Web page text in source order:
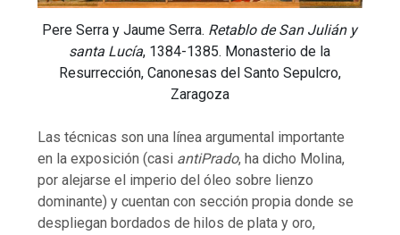
Pere Serra y Jaume Serra. Retablo de San Julián y
santa Lucía, 1384-1385. Monasterio de la
Resurrección, Canonesas del Santo Sepulcro,
Zaragoza
Las técnicas son una línea argumental importante
en la exposición (casi antiPrado, ha dicho Molina,
por alejarse el imperio del óleo sobre lienzo
dominante) y cuentan con sección propia donde se
despliegan bordados de hilos de plata y oro,